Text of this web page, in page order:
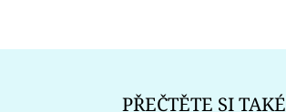
PŘEČTĚTE SI TAKÉ